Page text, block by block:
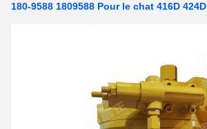
180-9588 1809588 Pour le chat 416D 424D